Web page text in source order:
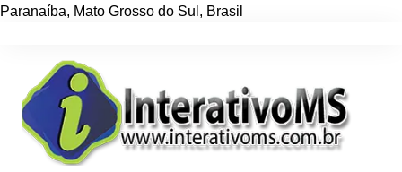
Paranaíba, Mato Grosso do Sul , Brasil
conteúdo